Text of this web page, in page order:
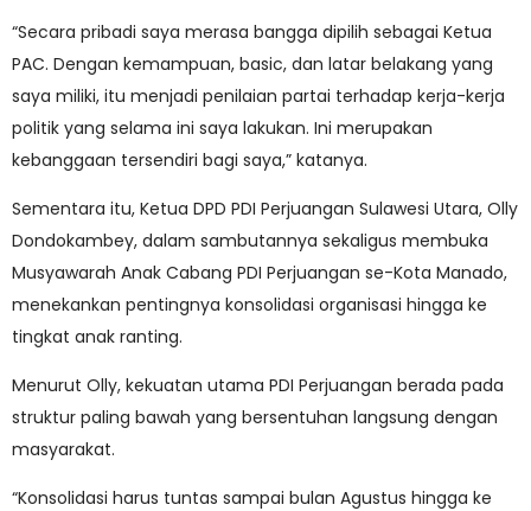
“Secara pribadi saya merasa bangga dipilih sebagai Ketua
PAC. Dengan kemampuan, basic, dan latar belakang yang
saya miliki, itu menjadi penilaian partai terhadap kerja-kerja
politik yang selama ini saya lakukan. Ini merupakan
kebanggaan tersendiri bagi saya,” katanya.
Sementara itu, Ketua DPD PDI Perjuangan Sulawesi Utara, Olly
Dondokambey, dalam sambutannya sekaligus membuka
Musyawarah Anak Cabang PDI Perjuangan se-Kota Manado,
menekankan pentingnya konsolidasi organisasi hingga ke
tingkat anak ranting.
Menurut Olly, kekuatan utama PDI Perjuangan berada pada
struktur paling bawah yang bersentuhan langsung dengan
masyarakat.
“Konsolidasi harus tuntas sampai bulan Agustus hingga ke